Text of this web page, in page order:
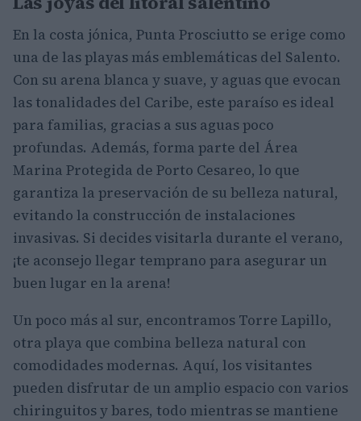
En la costa jónica, Punta Prosciutto se erige como
una de las playas más emblemáticas del Salento.
Con su arena blanca y suave, y aguas que evocan
las tonalidades del Caribe, este paraíso es ideal
para familias, gracias a sus aguas poco
profundas. Además, forma parte del Área
Marina Protegida de Porto Cesareo, lo que
garantiza la preservación de su belleza natural,
evitando la construcción de instalaciones
invasivas. Si decides visitarla durante el verano,
¡te aconsejo llegar temprano para asegurar un
buen lugar en la arena!
Un poco más al sur, encontramos Torre Lapillo,
otra playa que combina belleza natural con
comodidades modernas. Aquí, los visitantes
pueden disfrutar de un amplio espacio con varios
chiringuitos y bares, todo mientras se mantiene